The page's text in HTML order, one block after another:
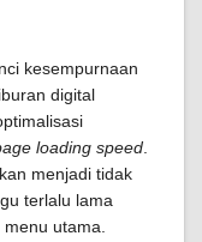
kesempurnaan
digital
loading speed
menjadi tidak
terlalu lama
utama.